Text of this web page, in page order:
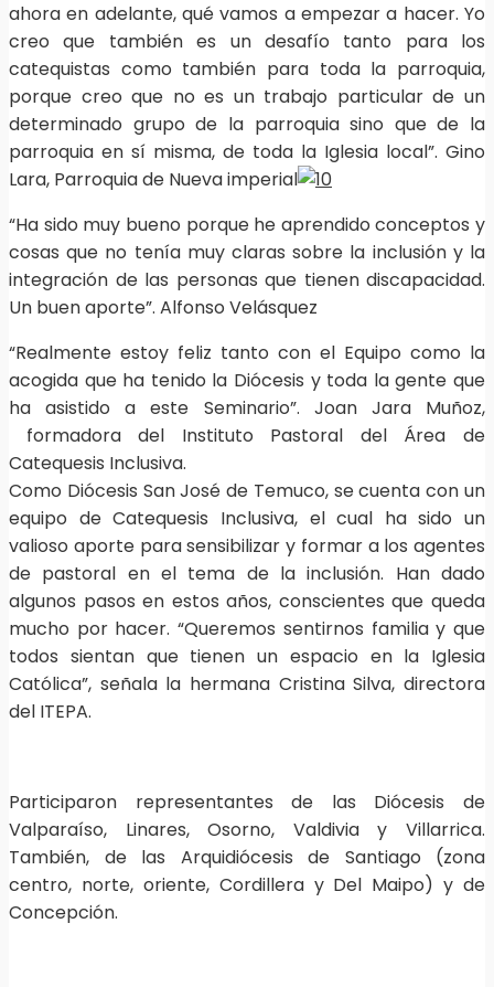
ahora en adelante, qué vamos a empezar a hacer. Yo
creo que también es un desafío tanto para los
catequistas como también para toda la parroquia,
porque creo que no es un trabajo particular de un
determinado grupo de la parroquia sino que de la
parroquia en sí misma, de toda la Iglesia local”. Gino
Lara, Parroquia de Nueva imperial
“Ha sido muy bueno porque he aprendido conceptos y
cosas que no tenía muy claras sobre la inclusión y la
integración de las personas que tienen discapacidad.
Un buen aporte”. Alfonso Velásquez
“Realmente estoy feliz tanto con el Equipo como la
acogida que ha tenido la Diócesis y toda la gente que
ha asistido a este Seminario”. Joan Jara Muñoz,
formadora del Instituto Pastoral del Área de
Catequesis Inclusiva.
Como Diócesis San José de Temuco, se cuenta con un
equipo de Catequesis Inclusiva, el cual ha sido un
valioso aporte para sensibilizar y formar a los agentes
de pastoral en el tema de la inclusión. Han dado
algunos pasos en estos años, conscientes que queda
mucho por hacer. “Queremos sentirnos familia y que
todos sientan que tienen un espacio en la Iglesia
Católica”, señala la hermana Cristina Silva, directora
del ITEPA.
Participaron representantes de las Diócesis de
Valparaíso, Linares, Osorno, Valdivia y Villarrica.
También, de las Arquidiócesis de Santiago (zona
centro, norte, oriente, Cordillera y Del Maipo) y de
Concepción.